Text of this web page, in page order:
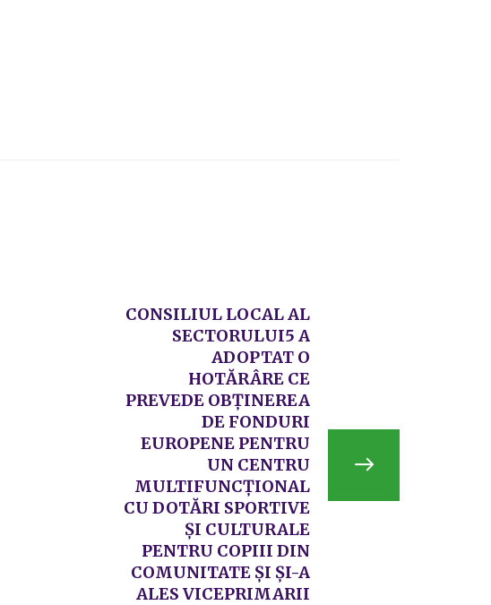
CONSILIUL LOCAL AL
SECTORULUI5 A
ADOPTAT O
HOTĂRÂRE CE
PREVEDE OBȚINEREA
DE FONDURI
EUROPENE PENTRU
UN CENTRU
MULTIFUNCȚIONAL
CU DOTĂRI SPORTIVE
ȘI CULTURALE
PENTRU COPIII DIN
COMUNITATE ȘI ȘI-A
ALES VICEPRIMARII